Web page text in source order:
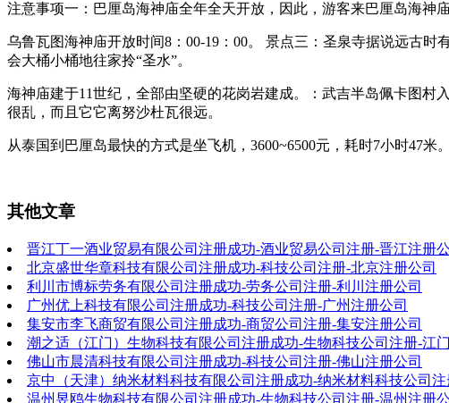
注意事项一：巴厘岛海神庙全年全天开放，因此，游客来巴厘岛海神
乌鲁瓦图海神庙开放时间8：00-19：00。 景点三：圣泉寺据说远古
会大桶小桶地往家拎“圣水”。
海神庙建于11世纪，全部由坚硬的花岗岩建成。：武吉半岛佩卡图村
很乱，而且它它离努沙杜瓦很远。
从泰国到巴厘岛最快的方式是坐飞机，3600~6500元，耗时7小时47
其他文章
晋江丁一酒业贸易有限公司注册成功-酒业贸易公司注册-晋江注册
北京盛世华章科技有限公司注册成功-科技公司注册-北京注册公司
利川市博标劳务有限公司注册成功-劳务公司注册-利川注册公司
广州优上科技有限公司注册成功-科技公司注册-广州注册公司
集安市李飞商贸有限公司注册成功-商贸公司注册-集安注册公司
潮之适（江门）生物科技有限公司注册成功-生物科技公司注册-江
佛山市晨清科技有限公司注册成功-科技公司注册-佛山注册公司
京中（天津）纳米材料科技有限公司注册成功-纳米材料科技公司注
温州昱鸥生物科技有限公司注册成功-生物科技公司注册-温州注册